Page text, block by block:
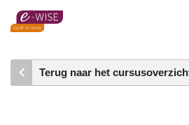
Skip
content
Terug naar het